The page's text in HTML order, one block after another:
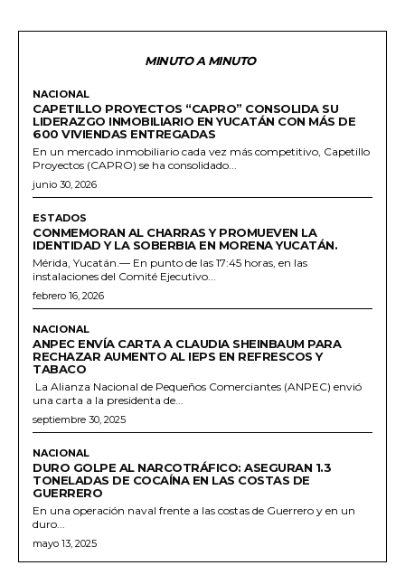
MINUTO A MINUTO
NACIONAL
CAPETILLO PROYECTOS “CAPRO” CONSOLIDA SU
LIDERAZGO INMOBILIARIO EN YUCATÁN CON MÁS DE
600 VIVIENDAS ENTREGADAS
En un mercado inmobiliario cada vez más competitivo, Capetillo
Proyectos (CAPRO) se ha consolidado...
junio 30, 2026
ESTADOS
CONMEMORAN AL CHARRAS Y PROMUEVEN LA
IDENTIDAD Y LA SOBERBIA EN MORENA YUCATÁN.
Mérida, Yucatán.— En punto de las 17:45 horas, en las
instalaciones del Comité Ejecutivo...
febrero 16, 2026
NACIONAL
ANPEC ENVÍA CARTA A CLAUDIA SHEINBAUM PARA
RECHAZAR AUMENTO AL IEPS EN REFRESCOS Y
TABACO
La Alianza Nacional de Pequeños Comerciantes (ANPEC) envió
una carta a la presidenta de...
septiembre 30, 2025
NACIONAL
DURO GOLPE AL NARCOTRÁFICO: ASEGURAN 1.3
TONELADAS DE COCAÍNA EN LAS COSTAS DE
GUERRERO
En una operación naval frente a las costas de Guerrero y en un
duro...
mayo 13, 2025